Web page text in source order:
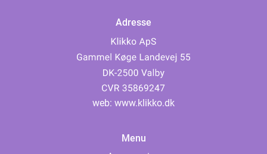
Adresse
web: www.klikko.dk
Menu